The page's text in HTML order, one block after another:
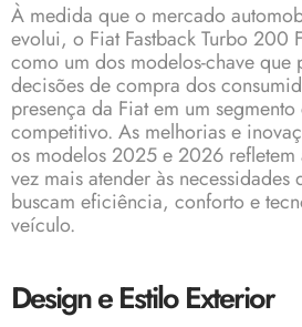
À medida que o mercado
evolui, o Fiat Fastback Turbo 200
como um dos modelos-chave
decisões de compra dos
presença da Fiat em um
competitivo. As melhorias e
os modelos 2025 e 2026 refletem
vez mais atender às necessidades
buscam eficiência, conforto e
veículo.
Design e Estilo Exterior